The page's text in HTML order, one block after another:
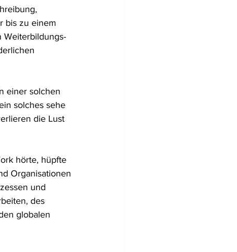
bis zu einem
Weiterbildungs-
einer solchen
solches sehe
die Lust
hörte, hüpfte
Organisationen
und
des
globalen